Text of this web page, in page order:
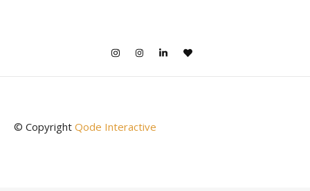
© Copyright Qode Interactive